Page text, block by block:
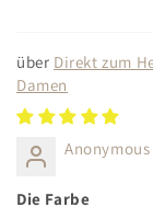
Direkt zum
Damen
Anonymous
Die Farbe